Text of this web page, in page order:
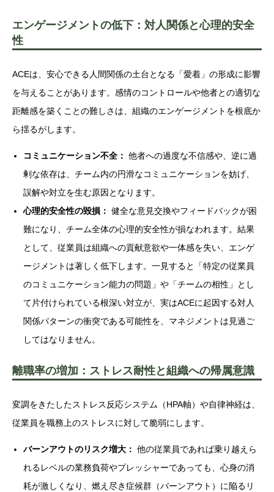
エンゲージメントの低下：対人関係と心理的安全
性
ACEは、安心できる人間関係の土台となる「愛着」の形成に影響
を与えることがあります。感情のコントロールや他者との適切な
距離感を築くことの難しさは、組織のエンゲージメントを根底か
ら揺るがします。
コミュニケーション不全： 他者への過度な不信感や、逆に過
剰な依存は、チーム内の円滑なコミュニケーションを妨げ、
誤解や対立を生む原因となります。
心理的安全性の毀損： 健全な意見交換やフィードバックが困
難になり、チーム全体の心理的安全性が損なわれます。結果
として、従業員は組織への貢献意欲や一体感を失い、エンゲ
ージメントは著しく低下します。一見すると「特定の従業員
のコミュニケーション能力の問題」や「チームの相性」とし
て片付けられている根深い対立が、実はACEに起因する対人
関係パターンの衝突である可能性を、マネジメントは見過ご
してはなりません。
離職率の増加：ストレス耐性と組織への帰属意識
変調をきたしたストレス反応システム（HPA軸）や自律神経は、
従業員を職務上のストレスに対して脆弱にします。
バーンアウトのリスク増大： 他の従業員であれば乗り越えら
れるレベルの業務負荷やプレッシャーであっても、心身の消
耗が激しくなり、燃え尽き症候群（バーンアウト）に陥るリ